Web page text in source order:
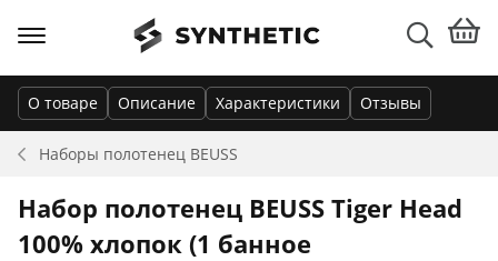
Наборы полотенец BEUSS
О товаре Описание Характеристики Отзывы
Набор полотенец BEUSS Tiger Head
100% хлопок (1 банное